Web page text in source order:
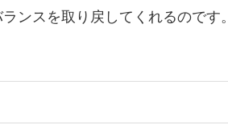
ンスを取り戻してくれるのです